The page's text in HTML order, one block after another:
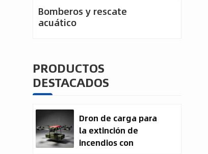
Bomberos y rescate
acuático
PRODUCTOS
DESTACADOS
Dron de carga para
la extinción de
incendios con